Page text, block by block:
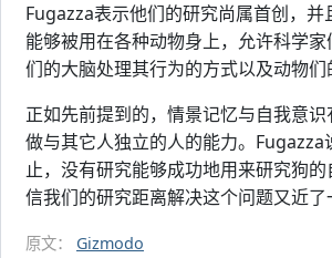
Fugazza表示他们的研究尚属首创，并
能够被用在各种动物身上，允许科学
们的大脑处理其行为的方式以及动物们
正如先前提到的，情景记忆与自我意
做与其它人独立的人的能力。Fugazza
止，没有研究能够成功地用来研究狗
信我们的研究距离解决这个问题又近了
原文： Gizmodo